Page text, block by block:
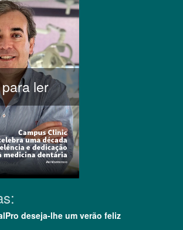
ler
deseja-lhe um verão feliz